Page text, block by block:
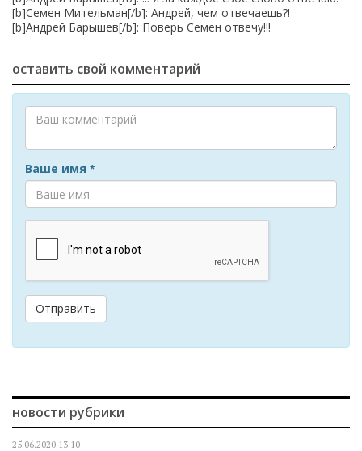
[b]Семен Мительман[/b]: Андрей, чем отвечаешь?!
[b]Андрей Барышев[/b]: Поверь Семен отвечу!!!
оставить свой комментарий
Ваше имя *
Отправить
новости рубрики
25.06.2020 13.10